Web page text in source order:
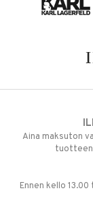
Aina maksuton
tuotteen
Ennen kello